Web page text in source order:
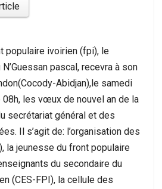
populaire ivoirien (fpi), le
pascal, recevra à son
Abidjan),le samedi
les vœux de nouvel an de la
secrétariat général et des
Il s’agit de: l’organisation des
la jeunesse du front populaire
du secondaire du
(CES-FPI), la cellule des